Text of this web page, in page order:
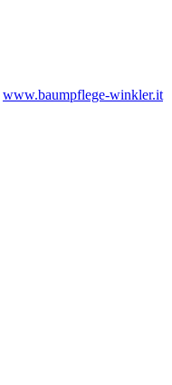
www.baumpflege-winkler.it